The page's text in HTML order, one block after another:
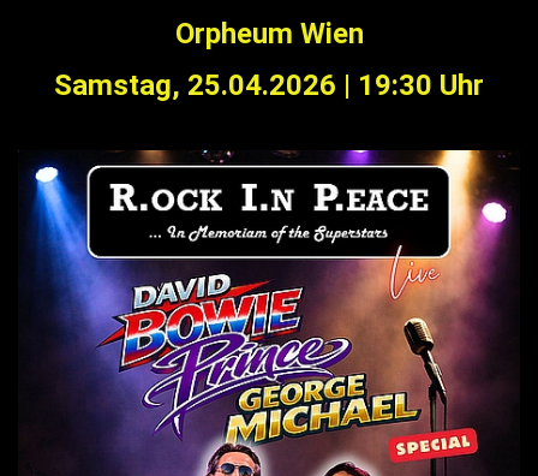
Orpheum Wien
Samstag, 25.04.2026 | 19:30 Uhr